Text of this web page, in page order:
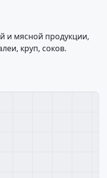
и мясной продукции,
круп, соков.